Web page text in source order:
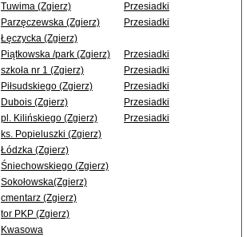
Tuwima (Zgierz)
Przesiadki
Parzęczewska (Zgierz)
Przesiadki
Łęczycka (Zgierz)
Piątkowska /park (Zgierz)
Przesiadki
szkoła nr 1 (Zgierz)
Przesiadki
Piłsudskiego (Zgierz)
Przesiadki
Dubois (Zgierz)
Przesiadki
pl. Kilińskiego (Zgierz)
Przesiadki
ks. Popieluszki (Zgierz)
Łódzka (Zgierz)
Śniechowskiego (Zgierz)
Sokołowska(Zgierz)
cmentarz (Zgierz)
tor PKP (Zgierz)
Kwasowa